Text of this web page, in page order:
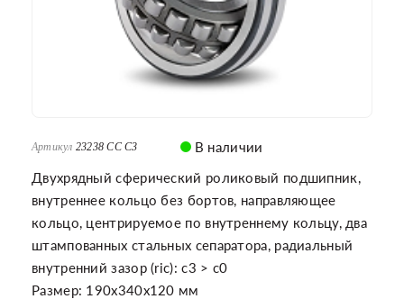
Артикул 23238 CC C3
В наличии
Двухрядный сферический роликовый подшипник,
внутреннее кольцо без бортов, направляющее
кольцо, центрируемое по внутреннему кольцу, два
штампованных стальных сепаратора, радиальный
внутренний зазор (ric): c3 > c0
Размер: 190x340x120 мм